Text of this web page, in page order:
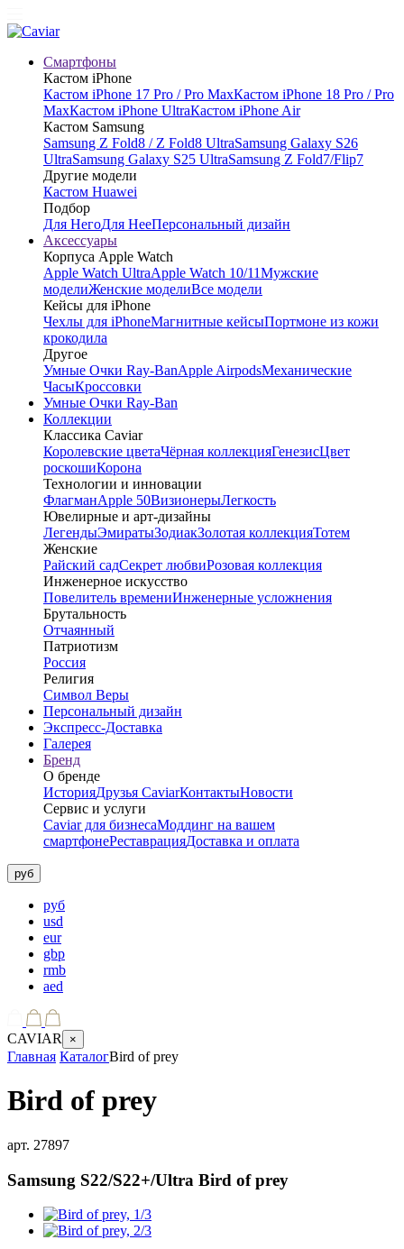
Смартфоны
Кастом iPhone
Кастом iPhone 17 Pro / Pro MaxКастом iPhone 18 Pro / Pro
MaxКастом iPhone UltraКастом iPhone Air
Кастом Samsung
Samsung Z Fold8 / Z Fold8 UltraSamsung Galaxy S26
UltraSamsung Galaxy S25 UltraSamsung Z Fold7/Flip7
Другие модели
Кастом Huawei
Подбор
Для НегоДля НееПерсональный дизайн
Аксессуары
Корпуса Apple Watch
Apple Watch UltraApple Watch 10/11Мужские
моделиЖенские моделиВсе модели
Кейсы для iPhone
Чехлы для iPhoneМагнитные кейсыПортмоне из кожи
крокодила
Другое
Умные Очки Ray-BanApple AirpodsМеханические
ЧасыКроссовки
Умные Очки Ray-Ban
Коллекции
Классика Caviar
Королевские цветаЧёрная коллекцияГенезисЦвет
роскошиКорона
Технологии и инновации
ФлагманApple 50ВизионерыЛегкость
Ювелирные и арт-дизайны
ЛегендыЭмиратыЗодиакЗолотая коллекцияТотем
Женские
Райский садСекрет любвиРозовая коллекция
Инженерное искусство
Повелитель времениИнженерные усложнения
Брутальность
Отчаянный
Патриотизм
Россия
Религия
Символ Веры
Персональный дизайн
Экспресс-Доставка
Галерея
Бренд
О бренде
ИсторияДрузья CaviarКонтактыНовости
Сервис и услуги
Caviar для бизнесаМоддинг на вашем
смартфонеРеставрацияДоставка и оплата
руб
руб
usd
eur
gbp
rmb
aed
CAVIAR ×
Главная КаталогBird of prey
Bird of prey
арт. 27897
Samsung S22/S22+/Ultra Bird of prey